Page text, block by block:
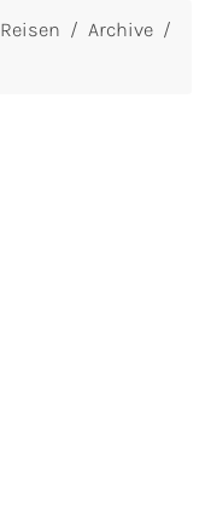
Reisen
Archive